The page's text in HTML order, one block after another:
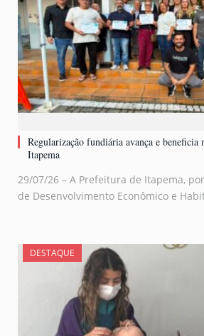
Regularização fundiária avança e beneficia
Itapema
29/07/26 – A Prefeitura de Itapema,
de Desenvolvimento Econômico e
DESTAQUE